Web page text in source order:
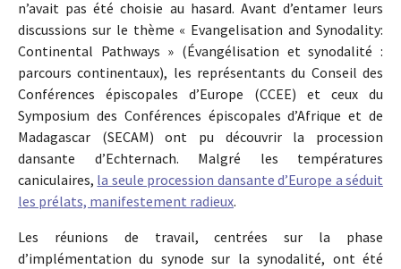
n’avait pas été choisie au hasard. Avant d’entamer leurs
discussions sur le thème « Evangelisation and Synodality:
Continental Pathways » (Évangélisation et synodalité :
parcours continentaux), les représentants du Conseil des
Conférences épiscopales d’Europe (CCEE) et ceux du
Symposium des Conférences épiscopales d’Afrique et de
Madagascar (SECAM) ont pu découvrir la procession
dansante d’Echternach. Malgré les températures
caniculaires, la seule procession dansante d’Europe a séduit
les prélats, manifestement radieux.
Les réunions de travail, centrées sur la phase
d’implémentation du synode sur la synodalité, ont été